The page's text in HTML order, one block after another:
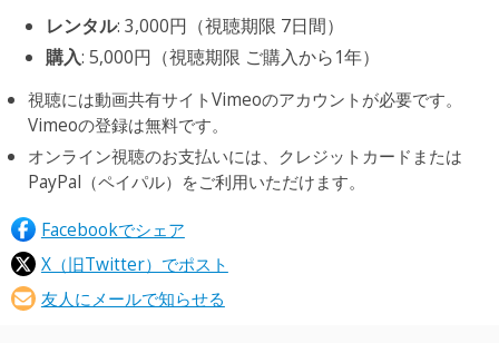
レンタル: 3,000円（視聴期限 7日間）
購入: 5,000円（視聴期限 ご購入から1年）
視聴には動画共有サイトVimeoのアカウントが必要です。
Vimeoの登録は無料です。
オンライン視聴のお支払いには、クレジットカードまたは
PayPal（ペイパル）をご利用いただけます。
Facebookでシェア
X（旧Twitter）でポスト
友人にメールで知らせる